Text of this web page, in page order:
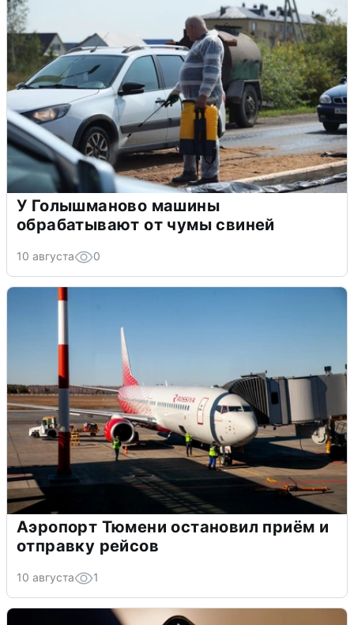
У Голышманово машины
обрабатывают от чумы свиней
10 августа 0
Аэропорт Тюмени остановил приём и
отправку рейсов
10 августа 1